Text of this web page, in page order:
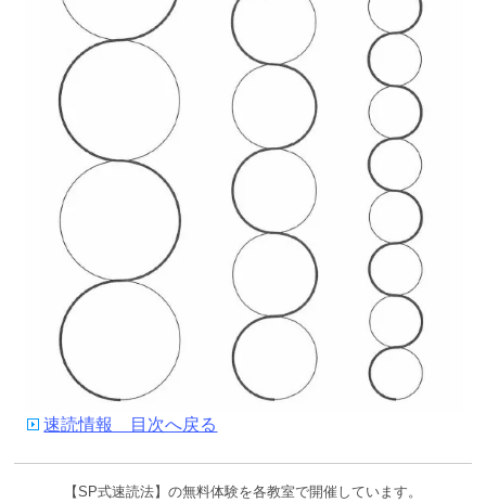
速読情報 目次へ戻る
【SP式速読法】の無料体験を各教室で開催しています。